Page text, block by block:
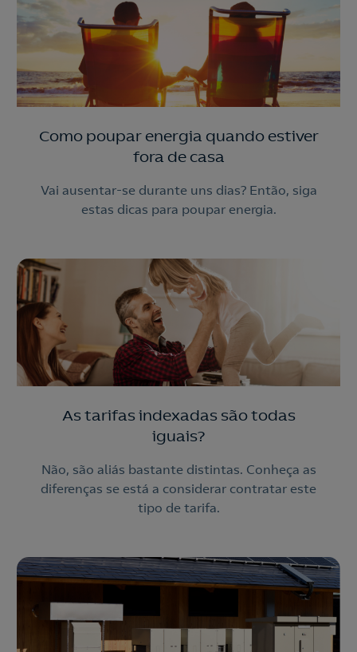
Nós ligamos!
consigo para lhe fazer chegar a nossa oferta de
Eletricidade e Gás.
o
210 540 000
Linha de Apoio e Contratação
Como poupar energia quando estiver
fora de casa
Vai ausentar-se durante uns dias? Então, siga
estas dicas para poupar energia.
As tarifas indexadas são todas
iguais?
Não, são aliás bastante distintas. Conheça as
diferenças se está a considerar contratar este
tipo de tarifa.